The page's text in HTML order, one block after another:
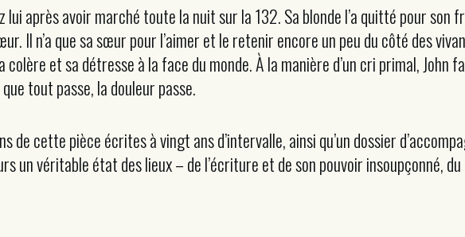
après avoir marché toute la nuit sur la 132. Sa blonde l’a quitté pour son
Il n’a que sa sœur pour l’aimer et le retenir encore un peu du côté des
colère et sa détresse à la face du monde. À la manière d’un cri primal,
tout passe, la douleur passe.
de cette pièce écrites à vingt ans d’intervalle, ainsi qu’un dossier
un véritable état des lieux – de l’écriture et de son pouvoir insoupçonné,